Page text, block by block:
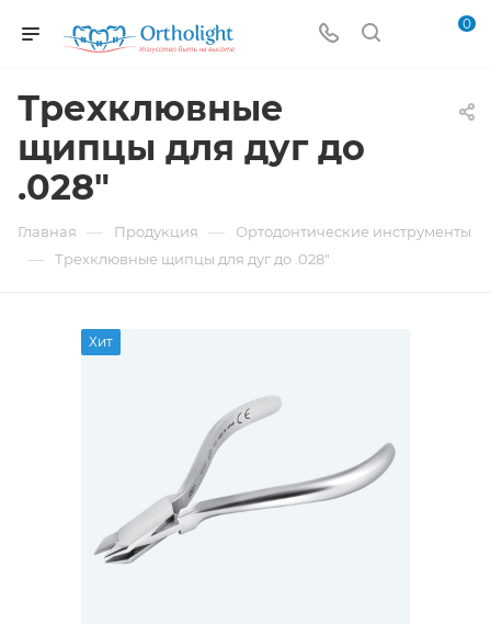
0
Трехклювные
щипцы для дуг до
.028"
Главная — Продукция — Ортодонтические инструменты
— Трехклювные щипцы для дуг до .028"
Хит